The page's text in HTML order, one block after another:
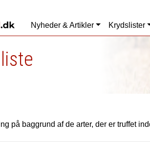
Nyheder & Artikler Krydslister
på baggrund af de arter, der er truffet